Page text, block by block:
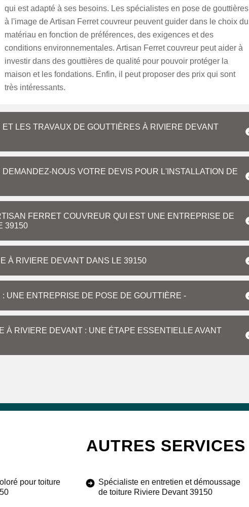
qui est adapté à ses besoins. Les spécialistes en pose de gouttières
à l'image de Artisan Ferret couvreur peuvent guider dans le choix du
matériau en fonction de préférences, des exigences et des
conditions environnementales. Artisan Ferret couvreur peut aider à
investir dans des gouttières de qualité pour pouvoir protéger la
maison et les fondations. Enfin, il peut proposer des prix qui sont
très intéressants.
LES TRAVAUX DE GOUTTIÈRES À RIVIERE DEVANT
NOUS VOTRE DEVIS POUR L'INSTALLATION DE
FERRET COUVREUR QUI EST UNE ENTREPRISE DE
39150
À RIVIERE DEVANT DANS LE 39150
UNE ENTREPRISE DE POSE DE GOUTTIÈRE -
À RIVIERE DEVANT : UNE ÉTAPE ESSENTIELLE AVANT
AUTRES SERVICES
pour toiture
Spécialiste en entretien et démoussage
de toiture Riviere Devant 39150